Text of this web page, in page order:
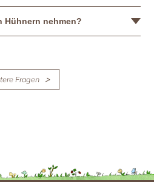
Hühnern nehmen?
Fragen